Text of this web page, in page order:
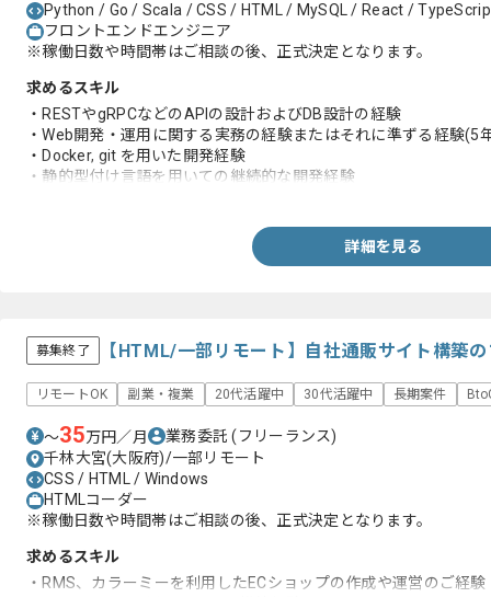
Python / Go / Scala / CSS / HTML / MySQL / React /
フロントエンドエンジニア
※稼働日数や時間帯はご相談の後、正式決定となります。
求めるスキル
・RESTやgRPCなどのAPIの設計およびDB設計の経験
・Web開発・運用に関する実務の経験またはそれに準ずる経験(5
・Docker, git を用いた開発経験
・静的型付け言語を用いての継続的な開発経験
詳細を見る
募集終了 【HTML/一部リモート】自社通販サイト構築
リモートOK 副業・複業 20代活躍中 30代活躍中 長期案件
〜35万円／月 業務委託(フリーランス)
千林大宮(大阪府)/一部リモート
CSS / HTML / Windows
HTMLコーダー
※稼働日数や時間帯はご相談の後、正式決定となります。
求めるスキル
・RMS、カラーミーを利用したECショップの作成や運営のご経験